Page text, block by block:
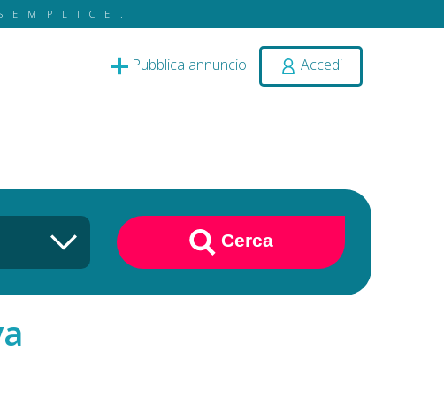
Pubblica annuncio Accedi
Cerca